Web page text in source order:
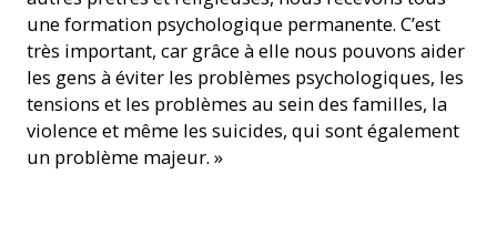
une formation psychologique permanente. C’est
très important, car grâce à elle nous pouvons aider
les gens à éviter les problèmes psychologiques, les
tensions et les problèmes au sein des familles, la
violence et même les suicides, qui sont également
un problème majeur. »